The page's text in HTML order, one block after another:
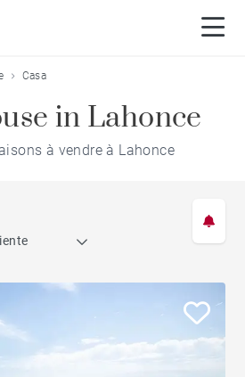
Casa
in Lahonce
à vendre à Lahonce